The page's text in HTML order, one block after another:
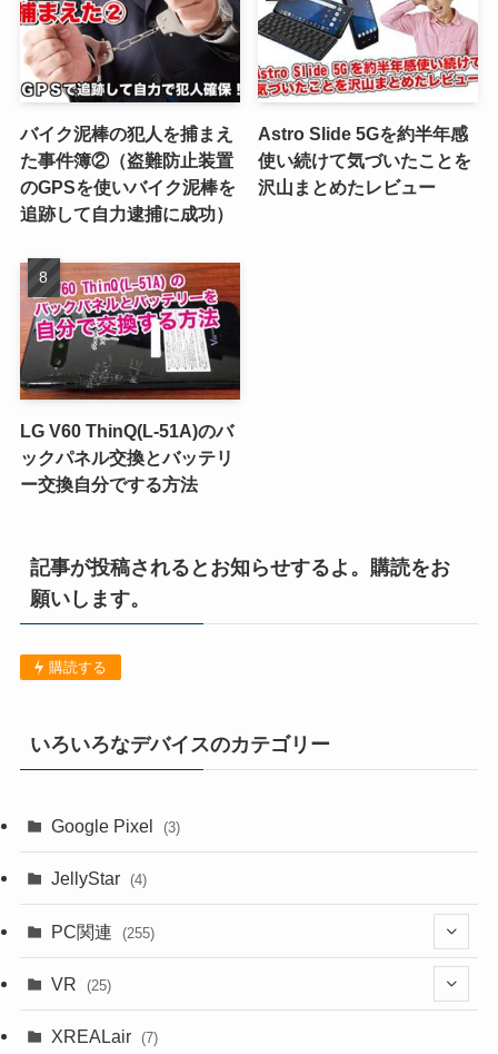
バイク泥棒の犯人を捕まえ
た事件簿②（盗難防止装置
のGPSを使いバイク泥棒を
追跡して自力逮捕に成功）
Astro Slide 5Gを約半年感
使い続けて気づいたことを
沢山まとめたレビュー
LG V60 ThinQ(L-51A)のバ
ックパネル交換とバッテリ
ー交換自分でする方法
記事が投稿されるとお知らせするよ。購読をお
願いします。
購読する
いろいろなデバイスのカテゴリー
Google Pixel (3)
JellyStar (4)
PC関連 (255)
(9)
VR (25)
(18)
XREALair (7)